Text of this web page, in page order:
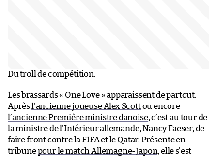
Du troll de compétition.
Les brassards « One Love » apparaissent de partout.
Après l’ancienne joueuse Alex Scottou encore
l’ancienne Première ministre danoise, c’est au tour de
la ministre de l’Intérieur allemande, Nancy Faeser, de
faire front contre la FIFA et le Qatar. Présente en
tribunepour le match Allemagne-Japon, elle s’est